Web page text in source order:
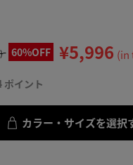
60%OFF ¥5,996 (in
ポイント
カラー・サイズを選択